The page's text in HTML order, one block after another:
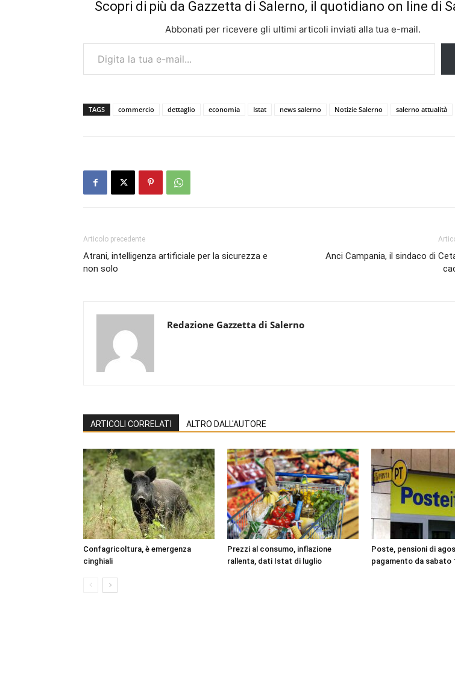
Scopri di più da Gazzetta di Salerno, il quotidiano on line di
Abbonati per ricevere gli ultimi articoli inviati alla tua e-mail.
Digita la tua e-mail...
TAGS commercio dettaglio economia Istat news salerno Notizie Salerno salerno attualità
Articolo precedente
Atrani, intelligenza artificiale per la sicurezza e
non solo
Anci Campania, il sindaco di
Redazione Gazzetta di Salerno
ARTICOLI CORRELATI ALTRO DALL'AUTORE
Confagricoltura, è emergenza
cinghiali
Prezzi al consumo, inflazione
rallenta, dati Istat di luglio
Poste, pensioni di
pagamento da sabato